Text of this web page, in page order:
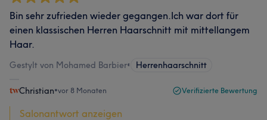
Bin sehr zufrieden wieder gegangen.Ich war dort für
einen klassischen Herren Haarschnitt mit mittellangem
Haar.
Gestylt von Mohamed Barbier• Herrenhaarschnitt
Christian•vor 8 Monaten Verifizierte Bewertung
Salonantwort anzeigen